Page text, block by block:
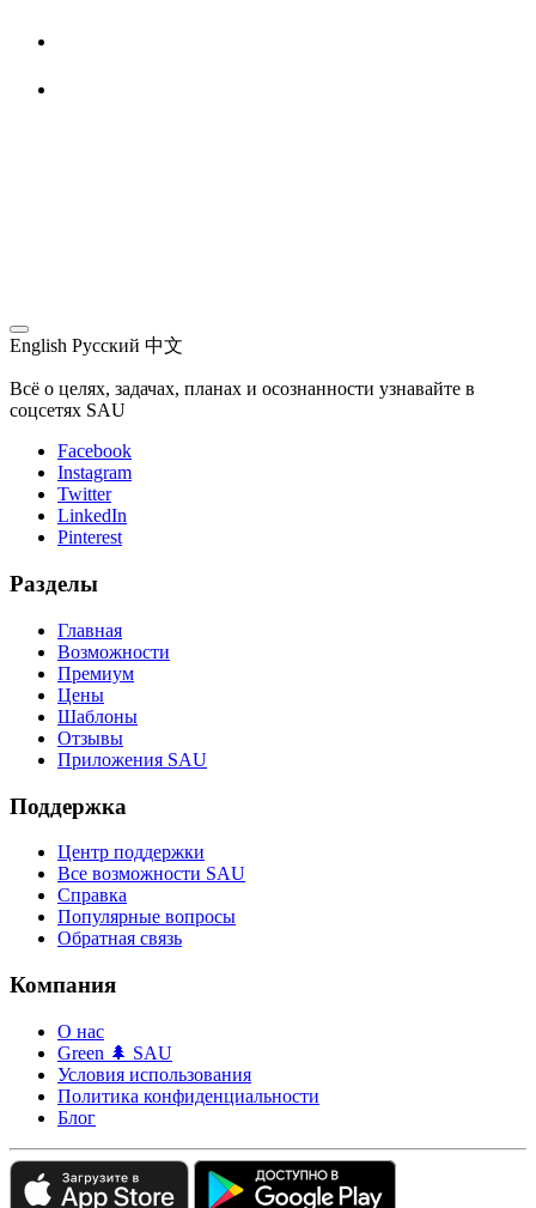
English Русский 中文
Всё о целях, задачах, планах и осознанности узнавайте в
соцсетях SAU
Facebook
Instagram
Twitter
LinkedIn
Pinterest
Разделы
Главная
Возможности
Премиум
Цены
Шаблоны
Отзывы
Приложения SAU
Поддержка
Центр поддержки
Все возможности SAU
Справка
Популярные вопросы
Обратная связь
Компания
О нас
Green 🌲 SAU
Условия использования
Политика конфиденциальности
Блог